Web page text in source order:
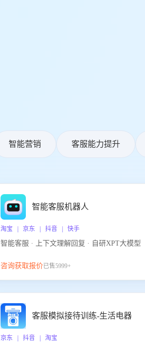
智能营销 客服能力提升
智能客服机器人
淘宝 | 京东 | 抖音 | 快手
智能客服 · 上下文理解回复 · 自研XPT大模型
咨询获取报价已售5999+
客服模拟接待训练-生活电器
京东 | 抖音 | 淘宝